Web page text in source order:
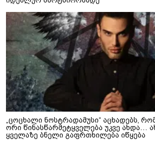
„ცოცხალი ნოსტრადამუსი“ აცხადებს,
ორი წინასწარმეტყველება უკვე ახდა…
ყველაზე ბნელი გაფრთხილება იწყება